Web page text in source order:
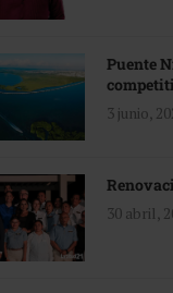
Puente
3 junio,
30 abril,